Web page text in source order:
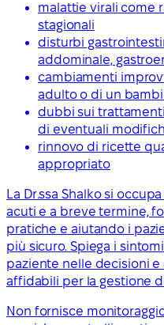
malattie virali come
stagionali
disturbi
addominale,
cambiamenti
adulto o di un
dubbi sui
di eventuali
rinnovo di ricette
appropriato
La Dr.ssa Shalko si
acuti e a breve termine,
pratiche e aiutando i
più sicuro. Spiega i
paziente nelle decisioni
affidabili per la gestione
Non fornisce